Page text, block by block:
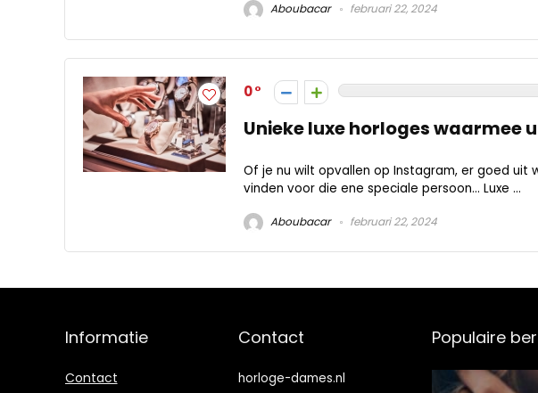
Aboubacar februari 22, 2024
0
Unieke luxe horloges waarmee
Of je nu wilt opvallen op Instagram, er goed uit
vinden voor die ene speciale persoon... Luxe ...
Aboubacar februari 22, 2024
Informatie
Contact
Contact
horloge-dames.nl
Populaire